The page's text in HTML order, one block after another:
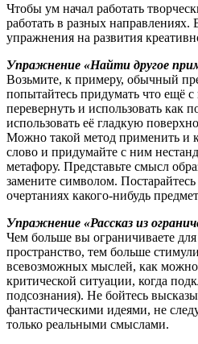
Чтобы ум начал работать
работать в разных
упражнения на развития
Упражнение «Найти другое
Возьмите, к примеру, обычный
попытайтесь придумать что ещё
перевернуть и использовать как
использовать её гладкую
Можно такой метод применить и
слово и придумайте с ним
метафору. Представьте смысл
замените символом.
очертаниях какого-нибудь
Упражнение «Рассказ из
Чем больше вы ограничиваете для
пространство, тем больше
всевозможных мыслей, как можно
критической ситуации, когда
подсознания). Не бойтесь
фантастическими идеями, не
только реальными смыслами.